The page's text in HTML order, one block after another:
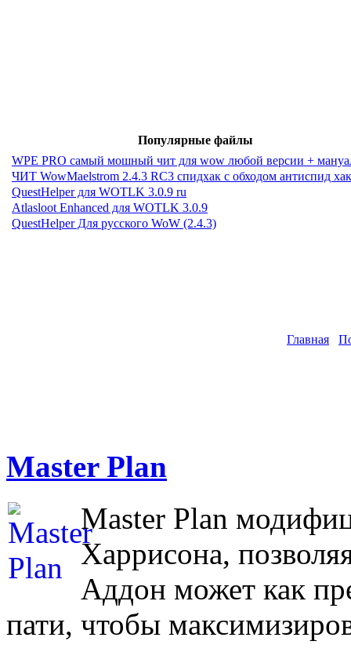
Популярные файлы
WPE PRO самый мошный чит для wow любой версии +
ЧИТ WowMaelstrom 2.4.3 RC3 спидхак с обходом антиспид
QuestHelper для WOTLK 3.0.9 ru
Atlasloot Enhanced для WOTLK 3.0.9
QuestHelper Для русского WoW (2.4.3)
Главная
Master Plan
Master Plan
Харрисона,
Аддон может как
пати, чтобы